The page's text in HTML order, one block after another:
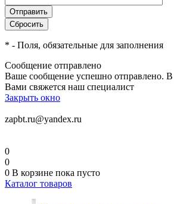
* - Поля, обязательные для заполнения
Сообщение отправлено
Ваше сообщение успешно отправлено.
Вами свяжется наш специалист
Закрыть окно
zapbt.ru@yandex.ru
0
0
0 В корзине пока пусто
Каталог товаров